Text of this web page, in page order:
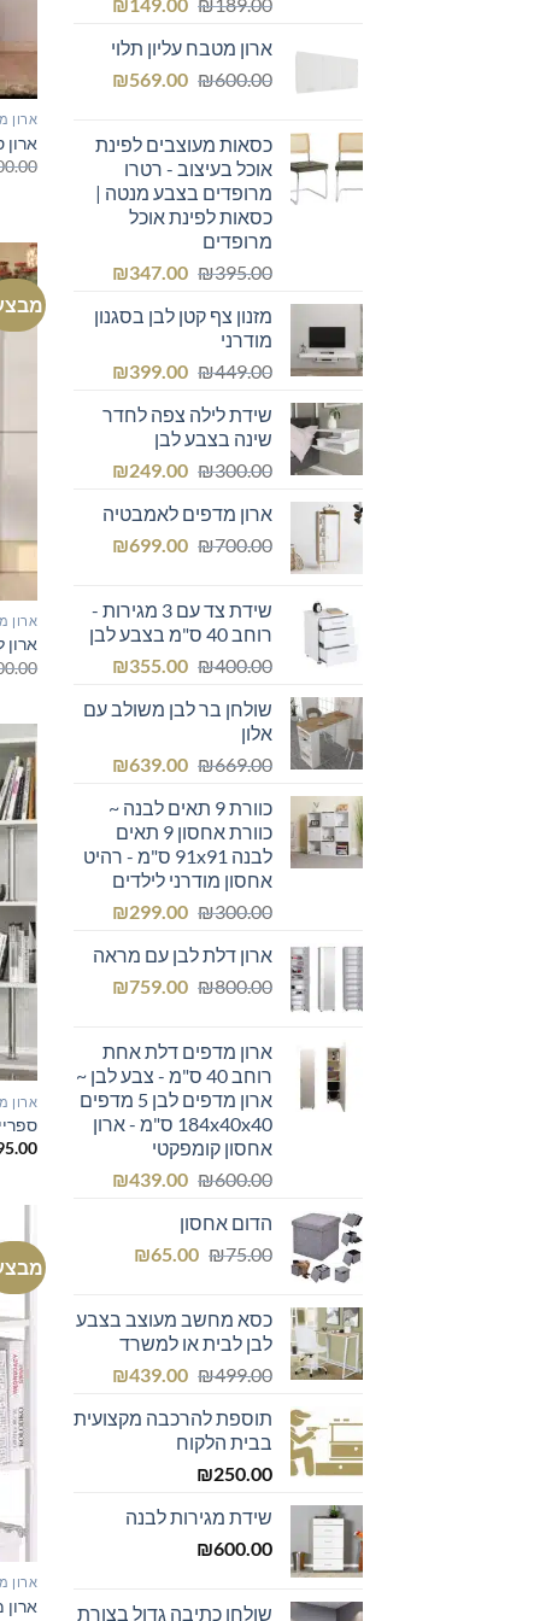
₪189.00
היה:
₪189.00.
₪149.00
הוא:
₪149.00.
ארון מטבח עליון תלוי
₪600.00
המחיר
₪600.00.
₪569.00
המחיר
₪569.00.כסאות מעוצבים לפינת
אוכל בעיצוב - רטרו
מרופדים בצבע מנטה |
כסאות לפינת אוכל
מרופדים
₪395.00
המחיר
היה:
₪347.00
המחיר
הוא:
מזנון צף קטן לבן בסגנון
מודרני
₪449.00
המחיר
היה:
₪449.00.
₪399.00
המחיר
הוא:שידת לילה צפה לחדר
שינה בצבע לבן
₪300.00
המחיר
היה:
₪300.00.
₪249.00
המחיר
הוא:
₪249.00.
ארון מדפים לאמבטיה
₪700.00
המחיר
₪700.00.
₪699.00
המחיר
₪699.00.שידת צד עם 3 מגירות -
רוחב 40 ס"מ בצבע לבן
₪400.00
המחיר
היה:
₪355.00
המחיר
הוא:
שולחן בר לבן משולב עם
אלון
₪669.00
המחיר
היה:
₪669.00.
₪639.00
המחיר
הוא:כוורת 9 תאים לבנה ~
כוורת אחסון 9 תאים
לבנה 91x91 ס"מ - רהיט
אחסון מודרני לילדים
₪300.00
המחיר
היה:
₪300.00.
₪299.00
המחיר
הוא:
₪299.00.
ארון דלת לבן עם מראה
₪800.00
המחיר
₪800.00.
₪759.00
המחיר
₪759.00.ארון מדפים דלת אחת
רוחב 40 ס"מ - צבע לבן ~
ארון מדפים לבן 5 מדפים
184x40x40 ס"מ - ארון
אחסון קומפקטי
₪600.00
המחיר
היה:
₪600.00.
₪439.00
המחיר
₪439.00.
הדום אחסון
₪75.00
המחיר
₪75.00.
₪65.00
המחיר
₪65.00.
כסא מחשב מעוצב בצבע
לבן לבית או למשרד
₪499.00
המחיר
היה:
₪499.00.
₪439.00
המחיר
הוא:
תוספת להרכבה מקצועית
בבית הלקוח
₪250.00
שידת מגירות לבנה
₪600.00
שולחן כתיבה גדול בצורת
ארון
ארון
ארון
ארון
ארון
ארון